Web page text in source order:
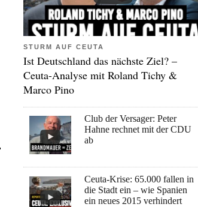
STURM AUF CEUTA
Ist Deutschland das nächste Ziel? –
Ceuta-Analyse mit Roland Tichy &
Marco Pino
Club der Versager: Peter
Hahne rechnet mit der CDU
ab
Ceuta-Krise: 65.000 fallen in
die Stadt ein – wie Spanien
ein neues 2015 verhindert